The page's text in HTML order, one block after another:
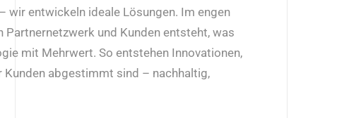
wir entwickeln ideale Lösungen. Im engen
und Kunden entsteht, was
mit Mehrwert. So entstehen Innovationen,
abgestimmt sind – nachhaltig,